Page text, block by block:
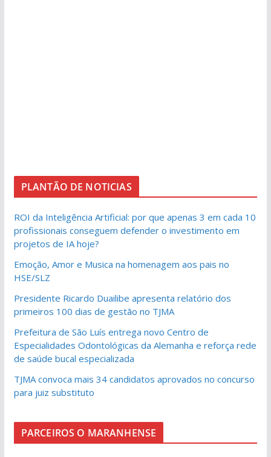
PLANTÃO DE NOTICIAS
ROI da Inteligência Artificial: por que apenas 3 em cada 10
profissionais conseguem defender o investimento em
projetos de IA hoje?
Emoção, Amor e Musica na homenagem aos pais no
HSE/SLZ
Presidente Ricardo Duailibe apresenta relatório dos
primeiros 100 dias de gestão no TJMA
Prefeitura de São Luís entrega novo Centro de
Especialidades Odontológicas da Alemanha e reforça rede
de saúde bucal especializada
TJMA convoca mais 34 candidatos aprovados no concurso
para juiz substituto
PARCEIROS O MARANHENSE